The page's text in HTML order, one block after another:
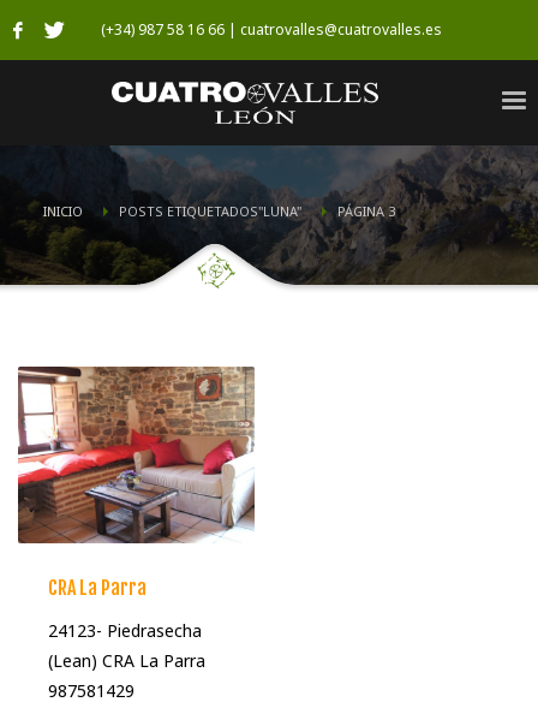
(+34) 987 58 16 66 | cuatrovalles@cuatrovalles.es
INICIO POSTS ETIQUETADOS"LUNA" PÁGINA 3
CRA La Parra
24123- Piedrasecha
(Lean) CRA La Parra
987581429